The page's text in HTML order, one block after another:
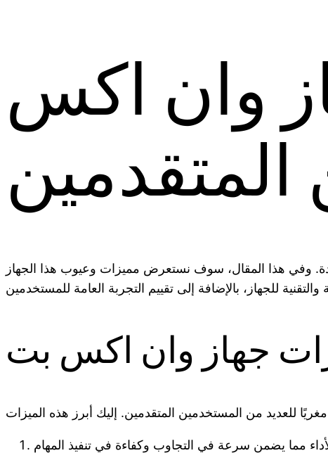
وان اكس
وفي هذا المقال، سوف نستعرض مميزات وعيوب هذا الجهاز
جهاز وان اكس بت